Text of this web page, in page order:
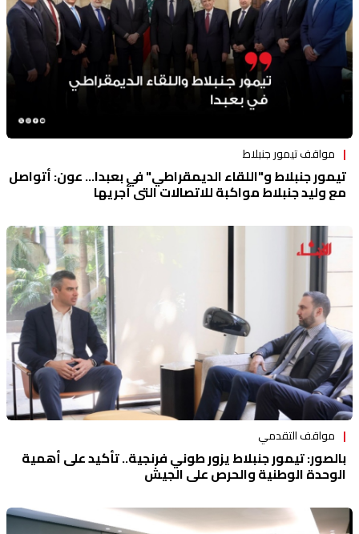
مواقف تيمور جنبلاط
تيمور جنبلاط و"اللقاء الديمقراطي" في بعبدا... عون: أتواصل
مع وليد جنبلاط مواكبة للاتصالات التي أجريها
مواقف التقدمي
بالصور: تيمور جنبلاط يزور طوني فرنجية.. تأكيد على أهمية
الوحدة الوطنية والحرص على الجيش